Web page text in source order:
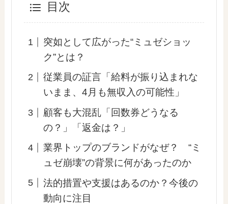
目次
突如として広がった“ミュゼショッ
ク”とは？
従業員の証言「給料が振り込まれな
いまま、4月も無収入の可能性」
顧客も大混乱「回数券どうなる
の？」「返金は？」
業界トップのブランドがなぜ？ “ミ
ュゼ崩壊”の背景に何があったのか
法的措置や支援はあるのか？今後の
動向に注目